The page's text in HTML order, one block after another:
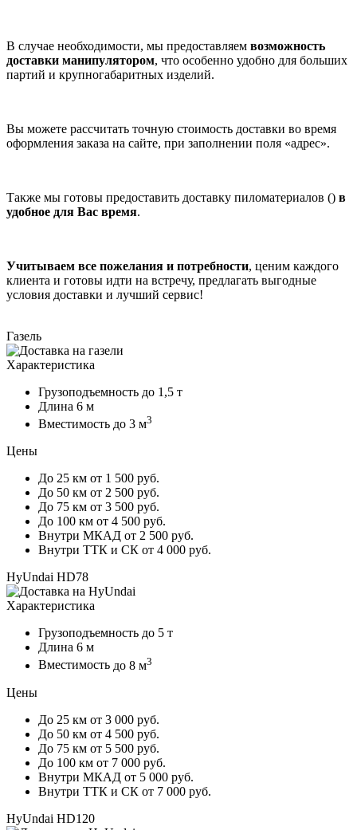
В случае необходимости, мы предоставляем возможность
доставки манипулятором, что особенно удобно для больших
партий и крупногабаритных изделий.
Вы можете рассчитать точную стоимость доставки во время
оформления заказа на сайте, при заполнении поля «адрес».
Также мы готовы предоставить доставку пиломатериалов () в
удобное для Вас время.
Учитываем все пожелания и потребности, ценим каждого
клиента и готовы идти на встречу, предлагать выгодные
условия доставки и лучший сервис!
Газель
Характеристика
Грузоподъемность до 1,5 т
Длина 6 м
Вместимость до 3 м3
Цены
До 25 км от 1 500 руб.
До 50 км от 2 500 руб.
До 75 км от 3 500 руб.
До 100 км от 4 500 руб.
Внутри МКАД от 2 500 руб.
Внутри ТТК и СК от 4 000 руб.
HyUndai HD78
Характеристика
Грузоподъемность до 5 т
Длина 6 м
Вместимость до 8 м3
Цены
До 25 км от 3 000 руб.
До 50 км от 4 500 руб.
До 75 км от 5 500 руб.
До 100 км от 7 000 руб.
Внутри МКАД от 5 000 руб.
Внутри ТТК и СК от 7 000 руб.
HyUndai HD120